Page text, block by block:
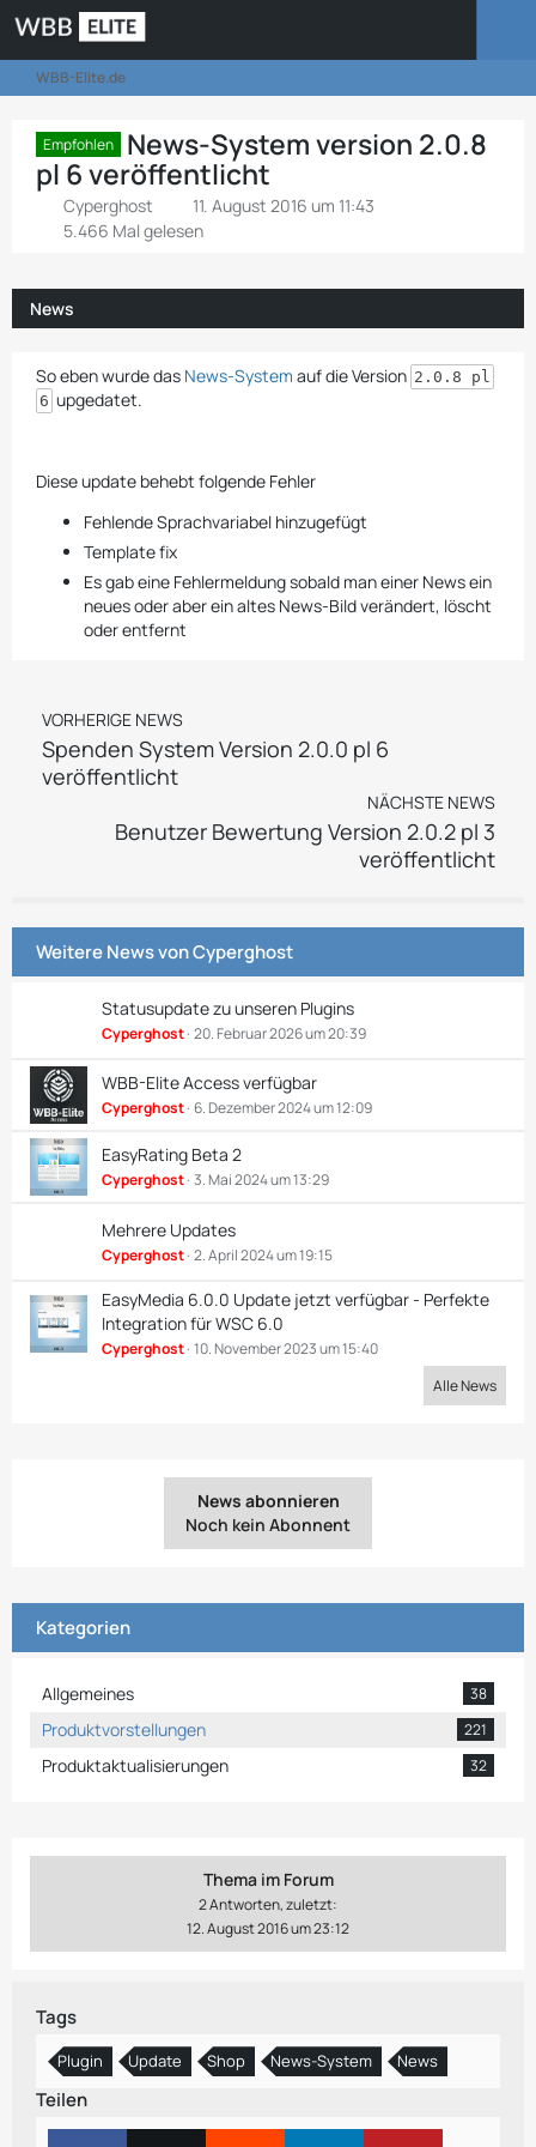
WBB-Elite.de
Empfohlen News-System version 2.0.8
pl 6 veröffentlicht
Cyperghost
11. August 2016 um 11:43
5.466 Mal gelesen
News
So eben wurde das News-System auf die Version 2.0.8 pl
6 upgedatet.
Diese update behebt folgende Fehler
Fehlende Sprachvariabel hinzugefügt
Template fix
Es gab eine Fehlermeldung sobald man einer News ein
neues oder aber ein altes News-Bild verändert, löscht
oder entfernt
VORHERIGE NEWS
Spenden System Version 2.0.0 pl 6
veröffentlicht
NÄCHSTE NEWS
Benutzer Bewertung Version 2.0.2 pl 3
veröffentlicht
Weitere News vonCyperghost
Statusupdate zu unseren Plugins
Cyperghost 20. Februar 2026 um 20:39
WBB-Elite Access verfügbar
Cyperghost 6. Dezember 2024 um 12:09
EasyRating Beta 2
Cyperghost 3. Mai 2024 um 13:29
Mehrere Updates
Cyperghost 2. April 2024 um 19:15
EasyMedia 6.0.0 Update jetzt verfügbar - Perfekte
Integration für WSC 6.0
Cyperghost 10. November 2023 um 15:40
Alle News
News abonnieren
Noch kein Abonnent
Kategorien
Allgemeines 38
Produktvorstellungen 221
Produktaktualisierungen 32
Thema im Forum
2 Antworten, zuletzt:
12. August 2016 um 23:12
Tags
Plugin Update Shop News-System News
Teilen